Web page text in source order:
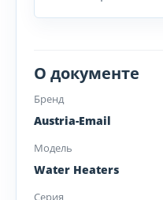
О документе
Бренд
Austria-Email
Модель
Water Heaters
Серия